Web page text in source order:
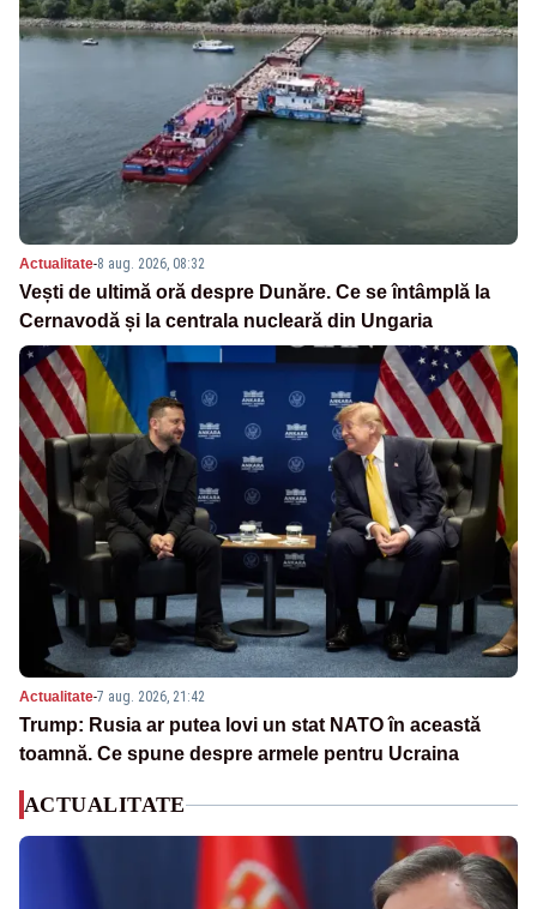
Actualitate-8 aug. 2026, 08:32
Vești de ultimă oră despre Dunăre. Ce se întâmplă la
Cernavodă și la centrala nucleară din Ungaria
Actualitate-7 aug. 2026, 21:42
Trump: Rusia ar putea lovi un stat NATO în această
toamnă. Ce spune despre armele pentru Ucraina
ACTUALITATE